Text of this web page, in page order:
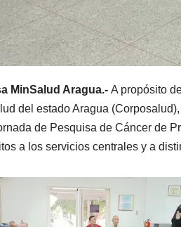
MinSalud Aragua.- A propósito
del estado Aragua
de Pesquisa de Cáncer de
a los servicios centrales y a